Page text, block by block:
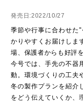
発売日:2022/10/27
季節や行事に合わせた
かりやすくお届けしま
場、保護者からも好評
今号では、手先の不器
動。環境づくりの工夫
冬の製作プランを紹介
をどう伝えていくか、